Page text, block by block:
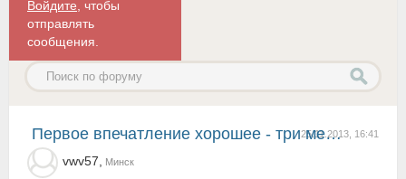
Войдите , чтобы
отправлять
сообщения.
25.11.2013, 16:41
Первое впечатление хорошее - три месяца
vwv57, Минск